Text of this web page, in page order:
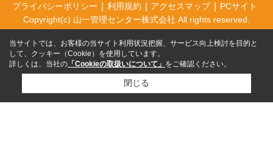
プライバシーポリシー 利用規約 アクセスマップ
PCサイト
Copyright(c) 山一管理センター株式会社 All rights reserved.
当サイトでは、お客様の当サイト利用状況把握、サービス向上検討を目的と
して、クッキー（Cookie）を使用しています。
詳しくは、当社の 「Cookieの取扱いについて」 をご確認ください。
閉じる